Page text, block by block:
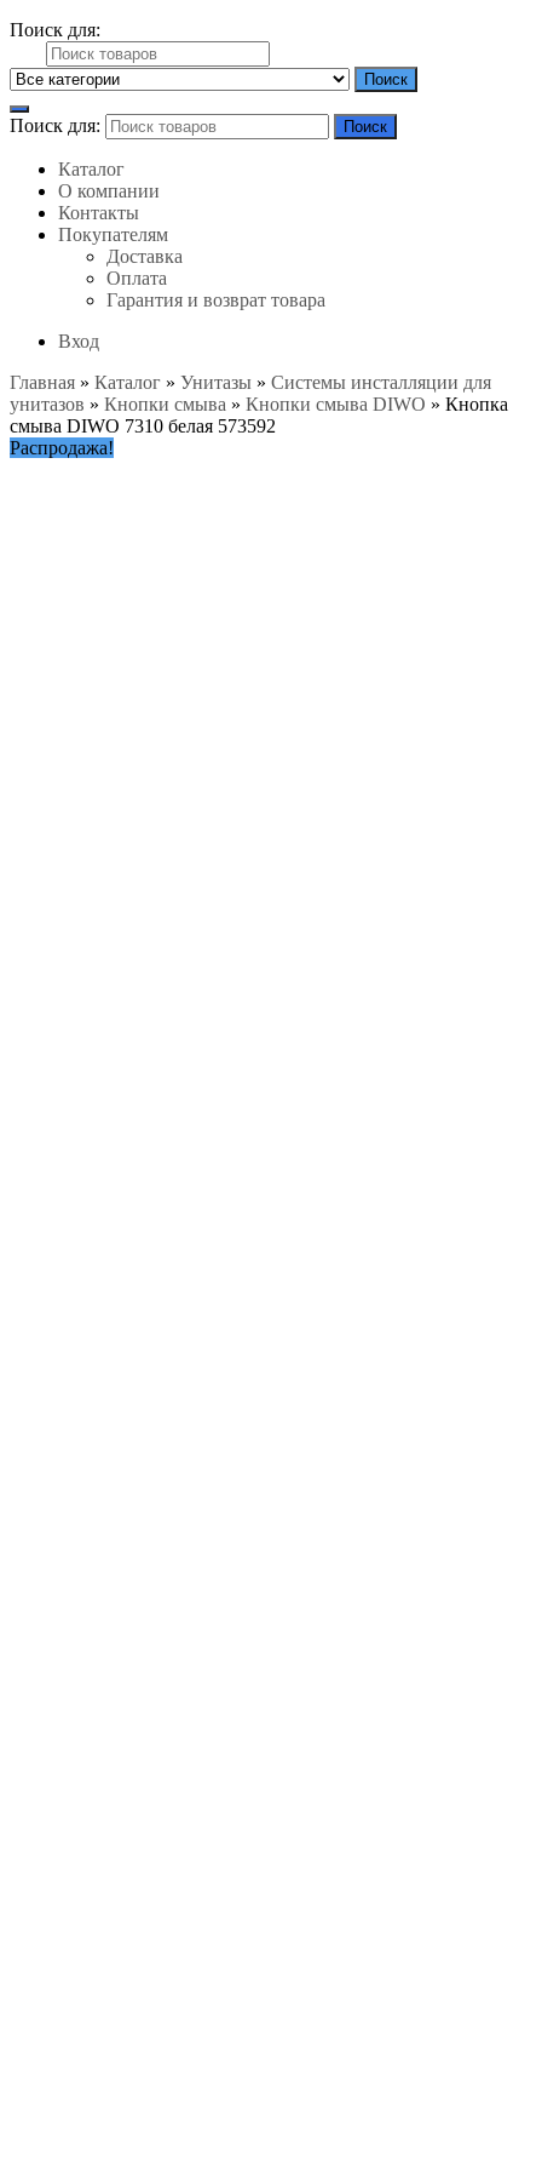
Поиск для:
Поиск
Поиск для: Поиск
Каталог
О компании
Контакты
Покупателям
Доставка
Оплата
Гарантия и возврат товара
Вход
Главная » Каталог » Унитазы » Системы инсталляции для
унитазов » Кнопки смыва » Кнопки смыва DIWO » Кнопка
смыва DIWO 7310 белая 573592
Распродажа!